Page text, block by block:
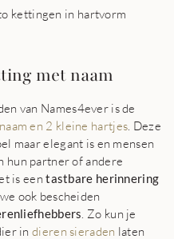
kettingen in hartvorm
met naam
van Names4ever is de
en 2 kleine hartjes . Deze
maar elegant is en mensen
hun partner of andere
is eentastbare herinnering
ook bescheiden
. Zo kun je
in dieren sieraden laten